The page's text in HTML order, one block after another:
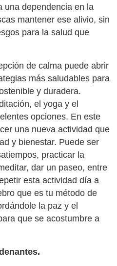
una dependencia en la
mantener ese alivio, sin
para la salud que
de calma puede abrir
más saludables para
y duradera.
el yoga y el
opciones. En este
una nueva actividad que
y bienestar. Puede ser
practicar la
dar un paseo, entre
esta actividad día a
que es tu método de
la paz y el
que se acostumbre a